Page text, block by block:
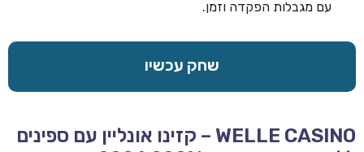
עם מגבלות הפקדה וזמן.
שחק עכשיו
WELLE CASINO – קזינו אונליין עם ספינים